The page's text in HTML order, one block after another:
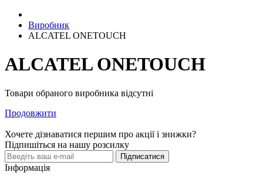
Виробник
ALCATEL ONETOUCH
ALCATEL ONETOUCH
Товари обраного виробника відсутні
Продовжити
Хочете дізнаватися першим про акції і знижки?
Підпишіться на нашу розсилку
Підписатися
Інформація